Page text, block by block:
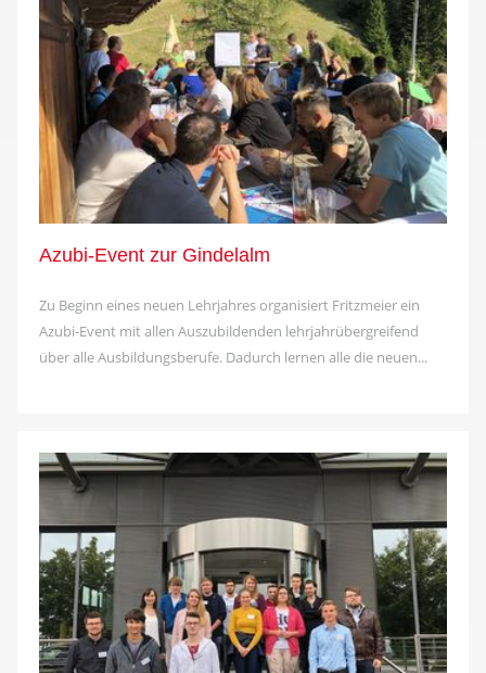
Azubi-Event zur Gindelalm
Zu Beginn eines neuen Lehrjahres organisiert Fritzmeier ein
Azubi-Event mit allen Auszubildenden lehrjahrübergreifend
über alle Ausbildungsberufe. Dadurch lernen alle die neuen...